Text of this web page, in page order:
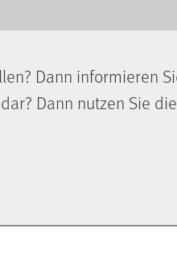
Dann informieren
Dann nutzen Sie